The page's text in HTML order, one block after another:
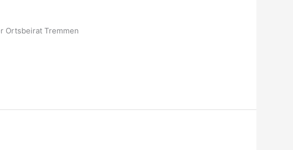
Ortsbeirat Tremmen